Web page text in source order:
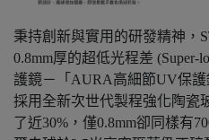
秉持創新與實用的研發精神，
0.8mm厚的超低光程差 (Super-
護鏡－「AURA高細節UV保護
採用全新次世代製程強化陶瓷
了近30%，僅0.8mm卻同樣有